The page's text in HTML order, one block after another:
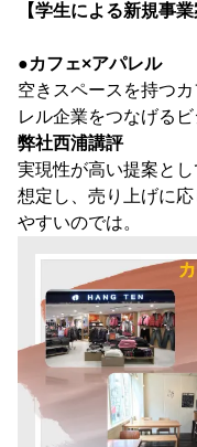
【学生による新規事
●カフェ×アパレル
空きスペースを持つ
レル企業をつなげる
弊社西浦講評
実現性が高い提案と
想定し、売り上げに
やすいのでは。